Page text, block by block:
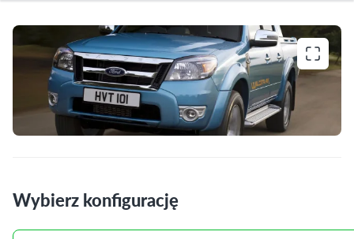
Wybierz konfigurację